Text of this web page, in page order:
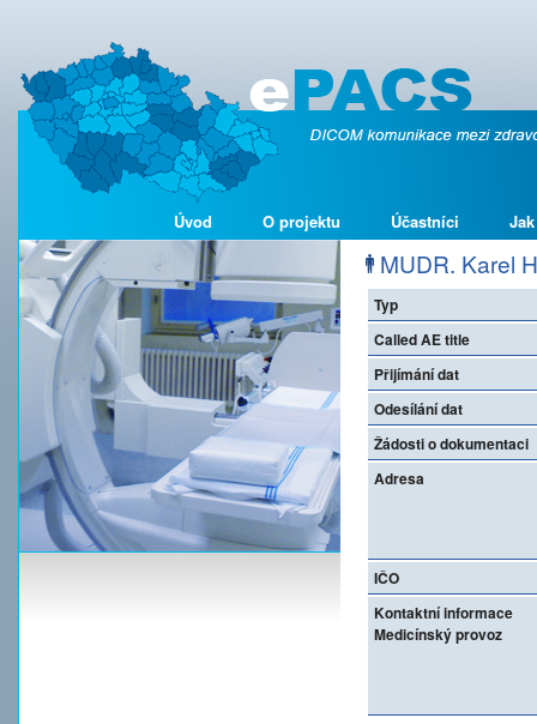
Úvod O projektu Účastníci
MUDR. Karel
Typ
Called AE title
Přijímání dat
Odesílání dat
Žádosti o dokumentaci
Adresa
IČO
Kontaktní informace
Medicínský provoz